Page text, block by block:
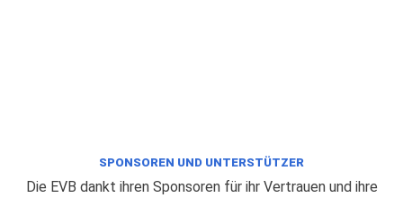
SPONSOREN UND UNTERSTÜTZER
Die EVB dankt ihren Sponsoren für ihr Vertrauen und ihre